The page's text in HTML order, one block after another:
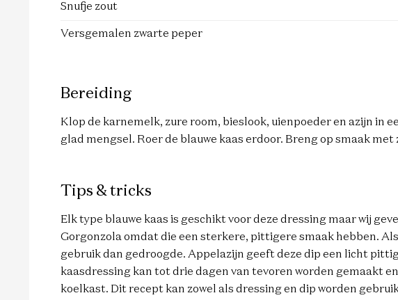
Snufje zout
Versgemalen zwarte peper
Bereiding
Klop de karnemelk, zure room, bieslook, uienpoeder en azijn in
glad mengsel. Roer de blauwe kaas erdoor. Breng op smaak met
Tips & tricks
Elk type blauwe kaas is geschikt voor deze dressing maar wij
Gorgonzola omdat die een sterkere, pittigere smaak hebben.
gebruik dan gedroogde. Appelazijn geeft deze dip een licht
kaasdressing kan tot drie dagen van tevoren worden gemaakt
koelkast. Dit recept kan zowel als dressing en dip worden